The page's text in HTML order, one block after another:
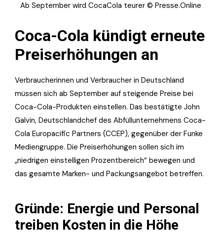
Ab September wird CocaCola teurer © Presse.Online
Coca-Cola kündigt erneute
Preiserhöhungen an
Verbraucherinnen und Verbraucher in Deutschland
müssen sich ab September auf steigende Preise bei
Coca-Cola-Produkten einstellen. Das bestätigte John
Galvin, Deutschlandchef des Abfüllunternehmens Coca-
Cola Europacific Partners (CCEP), gegenüber der Funke
Mediengruppe. Die Preiserhöhungen sollen sich im
„niedrigen einstelligen Prozentbereich“ bewegen und
das gesamte Marken- und Packungsangebot betreffen.
Gründe: Energie und Personal
treiben Kosten in die Höhe